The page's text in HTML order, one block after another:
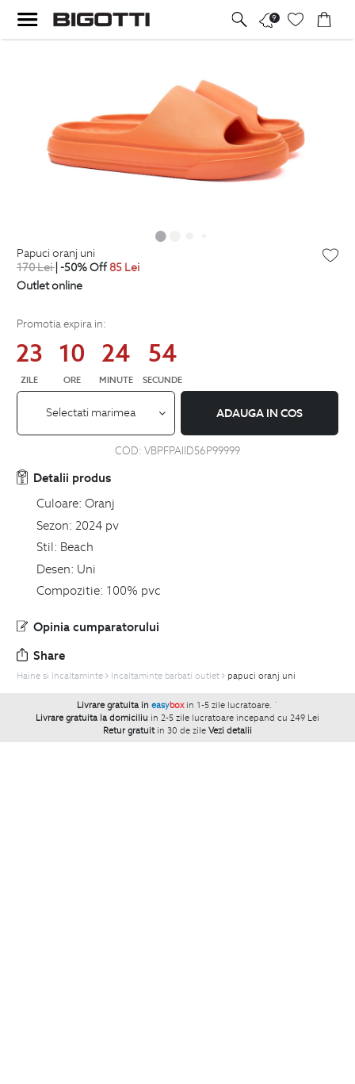
9
papuci oranj uni
170Lei | -50% Off 85 Lei
Outlet online
Promotia expira in:
23
ZILE
10
ORE
24
MINUTE
54
SECUNDE
Selectati marimea ADAUGA IN COS
COD: VBPFPAIID56P99999
Detalii produs
Culoare: Oranj
Sezon: 2024 pv
Stil: Beach
Desen: Uni
Compozitie: 100% pvc
Opinia cumparatorului
Share
Haine si Incaltaminte Incaltaminte barbati outlet papuci oranj uni
Livrare gratuita in easybox in 1-5 zile lucratoare. `
Livrare gratuita la domiciliu in 2-5 zile lucratoare incepand cu 249 Lei
Retur gratuit in 30 de zile Vezi detalii